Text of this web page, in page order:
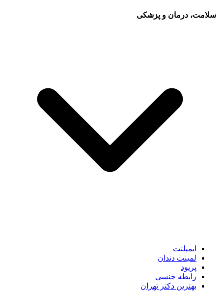
سلامت، درمان و پزشکی
ایمپلنت
لمینت دندان
پریود
رابطه جنسی
بهترین دکتر تهران